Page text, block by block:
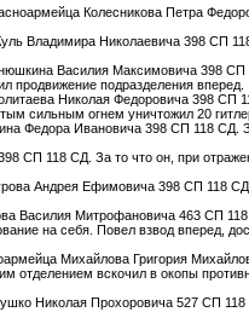
Колесникова Петра
Владимира Николаевича 398 СП
Василия Максимовича 398
продвижение подразделения вперед.
Николая Федоровича 398 СП
сильным огнем уничтожил 20
Федора Ивановича 398 СП 118 СД.
СП 118 СД. За то что он, при
Андрея Ефимовича 398 СП 118
Василия Митрофановича 463 СП
на себя. Повел взвод вперед,
Михайлова Григория
отделением вскочил в окопы
Николая Прохоровича 527 СП